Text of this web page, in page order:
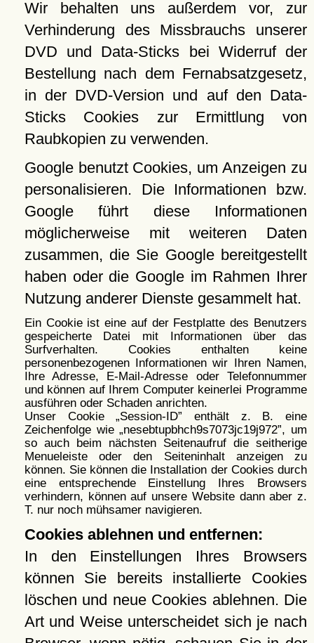
Wir behalten uns außerdem vor, zur
Verhinderung des Missbrauchs unserer
DVD und Data-Sticks bei Widerruf der
Bestellung nach dem Fernabsatzgesetz,
in der DVD-Version und auf den Data-
Sticks Cookies zur Ermittlung von
Raubkopien zu verwenden.
Google benutzt Cookies, um Anzeigen zu
personalisieren. Die Informationen bzw.
Google führt diese Informationen
möglicherweise mit weiteren Daten
zusammen, die Sie Google bereitgestellt
haben oder die Google im Rahmen Ihrer
Nutzung anderer Dienste gesammelt hat.
Ein Cookie ist eine auf der Festplatte des Benutzers
gespeicherte Datei mit Informationen über das
Surfverhalten. Cookies enthalten keine
personenbezogenen Informationen wir Ihren Namen,
Ihre Adresse, E-Mail-Adresse oder Telefonnummer
und können auf Ihrem Computer keinerlei Programme
ausführen oder Schaden anrichten.
Unser Cookie Session-ID
enthält z. B. eine
Zeichenfolge wie nesebtupbhch9s7073jc19j972 , um
so auch beim nächsten Seitenaufruf die seitherige
Menueleiste oder den Seiteninhalt anzeigen zu
können. Sie können die Installation der Cookies durch
eine entsprechende Einstellung Ihres Browsers
verhindern, können auf unsere Website dann aber z.
T. nur noch mühsamer navigieren.
Cookies ablehnen und entfernen:
In den Einstellungen Ihres Browsers
können Sie bereits installierte Cookies
löschen und neue Cookies ablehnen. Die
Art und Weise unterscheidet sich je nach